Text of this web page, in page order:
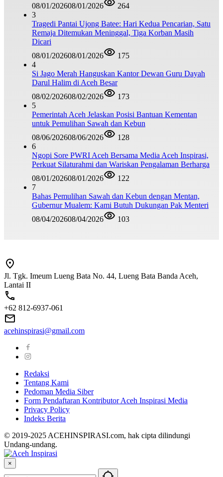
08/01/202608/01/2026
264
3
Tragedi Pantai Ujong Batee: Hari Kedua Pencarian, Satu
Remaja Ditemukan Meninggal, Tiga Korban Masih
Dicari
08/01/202608/01/2026
175
4
Si Jago Merah Hanguskan Kantor Dewan Guru Dayah
Darul Halim di Aceh Besar
08/02/202608/02/2026
173
5
Pemerintah Aceh Jelaskan Posisi Bantuan Kementan
untuk Pemulihan Sawah dan Kebun
08/06/202608/06/2026
128
6
Ngopi Sore PWRI Aceh Bersama Media Aceh Inspirasi,
Perkuat Silaturahmi dan Wariskan Pengalaman Berharga
08/01/202608/01/2026
122
7
Bahas Pemulihan Sawah dan Kebun dengan Mentan,
Gubernur Mualem: Kami Butuh Dukungan Pak Menteri
08/04/202608/04/2026 103
Jl. Tgk. Imeum Lueng Bata No. 44, Lueng Bata Banda Aceh,
Lantai II
+62 812-6937-061
acehinspirasi@gmail.com
Redaksi
Tentang Kami
Pedoman Media Siber
Form Pendaftaran Kontributor Aceh Inspirasi Media
Privacy Policy
Indeks Berita
© 2019-2025 ACEHINSPIRASI.com, hak cipta dilindungi
Undang-undang.
×